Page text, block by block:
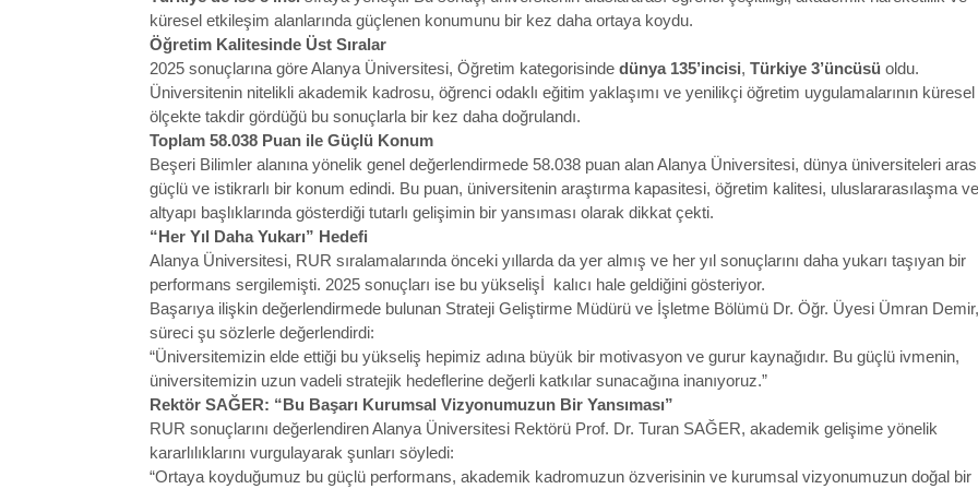
küresel etkileşim alanlarında güçlenen konumunu bir kez daha ortaya koydu.
Öğretim Kalitesinde Üst Sıralar
2025 sonuçlarına göre Alanya Üniversitesi, Öğretim kategorisinde dünya 135’incisi, Türkiye 3’üncüsü oldu.
Üniversitenin nitelikli akademik kadrosu, öğrenci odaklı eğitim yaklaşımı ve yenilikçi öğretim uygulamalarının küresel
ölçekte takdir gördüğü bu sonuçlarla bir kez daha doğrulandı.
Toplam 58.038 Puan ile Güçlü Konum
Beşeri Bilimler alanına yönelik genel değerlendirmede 58.038 puan alan Alanya Üniversitesi, dünya üniversiteleri
güçlü ve istikrarlı bir konum edindi. Bu puan, üniversitenin araştırma kapasitesi, öğretim kalitesi, uluslararasılaşma ve
altyapı başlıklarında gösterdiği tutarlı gelişimin bir yansıması olarak dikkat çekti.
“Her Yıl Daha Yukarı” Hedefi
Alanya Üniversitesi, RUR sıralamalarında önceki yıllarda da yer almış ve her yıl sonuçlarını daha yukarı taşıyan bir
performans sergilemişti. 2025 sonuçları ise bu yükselişİ kalıcı hale geldiğini gösteriyor.
Başarıya ilişkin değerlendirmede bulunan Strateji Geliştirme Müdürü ve İşletme Bölümü Dr. Öğr. Üyesi Ümran Demir,
süreci şu sözlerle değerlendirdi:
“Üniversitemizin elde ettiği bu yükseliş hepimiz adına büyük bir motivasyon ve gurur kaynağıdır. Bu güçlü ivmenin,
üniversitemizin uzun vadeli stratejik hedeflerine değerli katkılar sunacağına inanıyoruz.”
Rektör SAĞER: “Bu Başarı Kurumsal Vizyonumuzun Bir Yansıması”
RUR sonuçlarını değerlendiren Alanya Üniversitesi Rektörü Prof. Dr. Turan SAĞER, akademik gelişime yönelik
kararlılıklarını vurgulayarak şunları söyledi:
“Ortaya koyduğumuz bu güçlü performans, akademik kadromuzun özverisinin ve kurumsal vizyonumuzun doğal bir